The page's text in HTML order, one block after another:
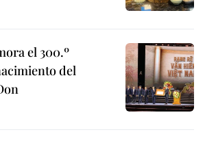
el 300.º
del